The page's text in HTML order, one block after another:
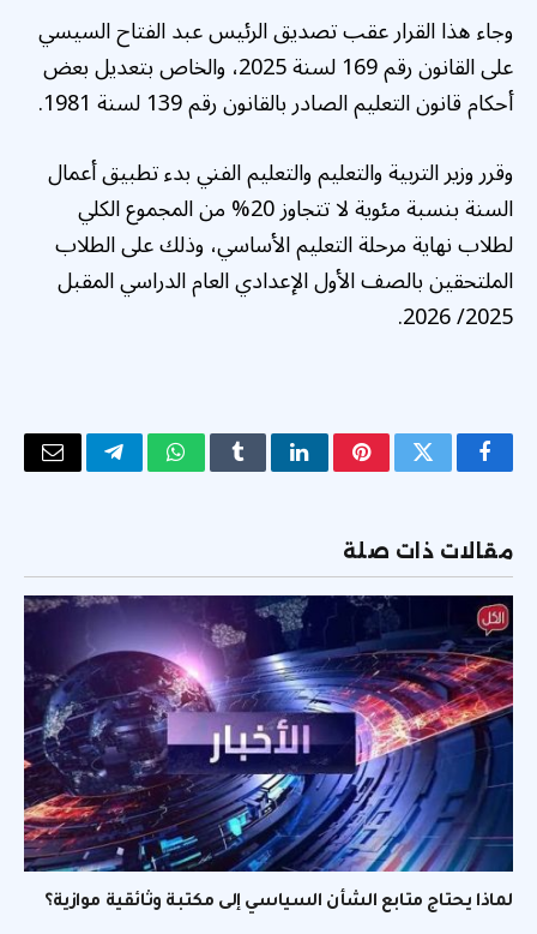
وجاء هذا القرار عقب تصديق الرئيس عبد الفتاح السيسي
على القانون رقم 169 لسنة 2025، والخاص بتعديل بعض
أحكام قانون التعليم الصادر بالقانون رقم 139 لسنة 1981.
وقرر وزير التربية والتعليم والتعليم الفني بدء تطبيق أعمال
السنة بنسبة مئوية لا تتجاوز 20% من المجموع الكلي
لطلاب نهاية مرحلة التعليم الأساسي، وذلك على الطلاب
الملتحقين بالصف الأول الإعدادي العام الدراسي المقبل
2025/ 2026.
فيسبوكتويتر بينتيريستلينكدإنTumblrواتسابتيلقرامالبريد
مقالات ذات صلة
لماذا يحتاج متابع الشأن السياسي إلى مكتبة وثائقية موازية؟